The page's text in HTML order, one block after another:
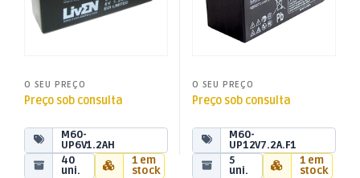
O SEU PREÇO
Preço sob consulta
M60-
UP6V1.2AH
40
uni.
1 em
stock
O SEU PREÇO
Preço sob consulta
M60-
UP12V7.2A.F1
5
uni.
1 em
stock